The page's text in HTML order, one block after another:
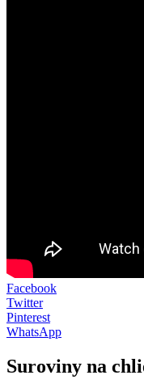
Facebook
Twitter
Pinterest
WhatsApp
Suroviny na